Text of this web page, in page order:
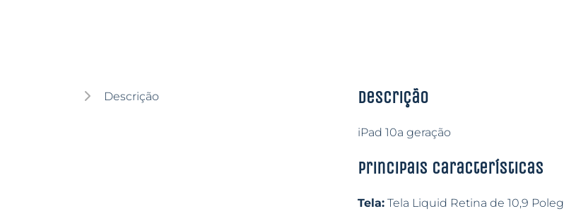
Descrição Descrição
iPad 10a geração
Principais características
Tela:Tela Liquid Retina de 10,9